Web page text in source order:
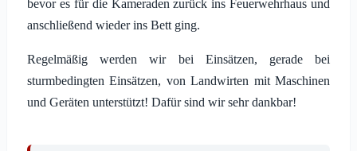
bevor es für die Kameraden zurück ins Feuerwehrhaus und
anschließend wieder ins Bett ging.
Regelmäßig werden wir bei Einsätzen, gerade bei
sturmbedingten Einsätzen, von Landwirten mit Maschinen
und Geräten unterstützt! Dafür sind wir sehr dankbar!